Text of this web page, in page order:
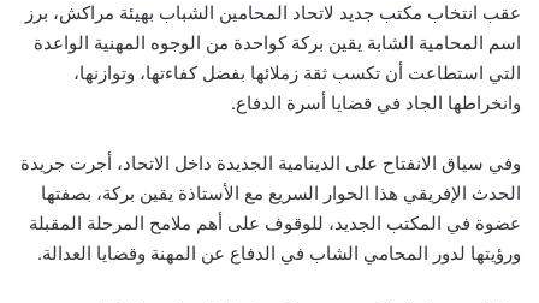
عقب انتخاب مكتب جديد لاتحاد المحامين الشباب بهيئة مراكش، برز
اسم المحامية الشابة يقين بركة كواحدة من الوجوه المهنية الواعدة
التي استطاعت أن تكسب ثقة زملائها بفضل كفاءتها، وتوازنها،
وانخراطها الجاد في قضايا أسرة الدفاع.
وفي سياق الانفتاح على الدينامية الجديدة داخل الاتحاد، أجرت جريدة
الحدث الإفريقي هذا الحوار السريع مع الأستاذة يقين بركة، بصفتها
عضوة في المكتب الجديد، للوقوف على أهم ملامح المرحلة المقبلة
ورؤيتها لدور المحامي الشاب في الدفاع عن المهنة وقضايا العدالة.